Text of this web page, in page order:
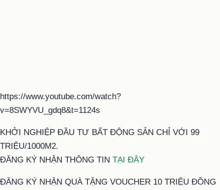
https://www.youtube.com/watch?
v=8SWYVU_gdq8&t=1124s
KHỞI NGHIỆP ĐẦU TƯ BẤT ĐỘNG SẢN CHỈ VỚI 99
TRIỆU/1000M2.
ĐĂNG KÝ NHẬN THÔNG TIN TẠI ĐÂY
ĐĂNG KÝ NHẬN QUÀ TẶNG VOUCHER 10 TRIỆU ĐỒNG